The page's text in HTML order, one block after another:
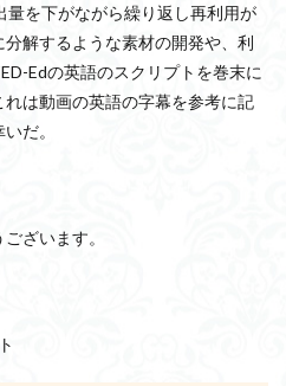
を下がながら繰り返し再利用が
解するような素材の開発や、利
Edの英語のスクリプトを巻末に
は動画の英語の字幕を参考に記
だ。
ざいます。